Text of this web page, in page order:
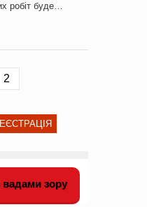
робіт буде…
2
зору